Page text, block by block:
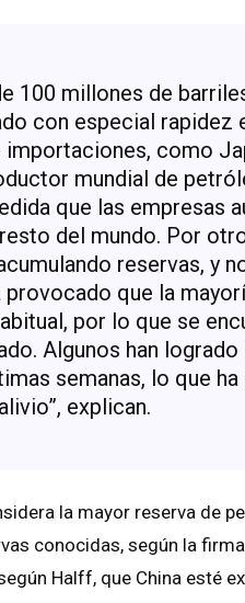
100 millones de
con especial rapidez
importaciones, como
mundial de
que las empresas
del mundo. Por
reservas, y
que la
por lo que se
Algunos han logrado
semanas, lo que
explican.
la mayor reserva de
conocidas, según la
Halff, que China esté